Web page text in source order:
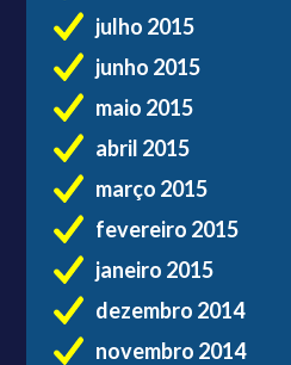
julho 2015
junho 2015
maio 2015
abril 2015
março 2015
fevereiro 2015
janeiro 2015
dezembro 2014
novembro 2014